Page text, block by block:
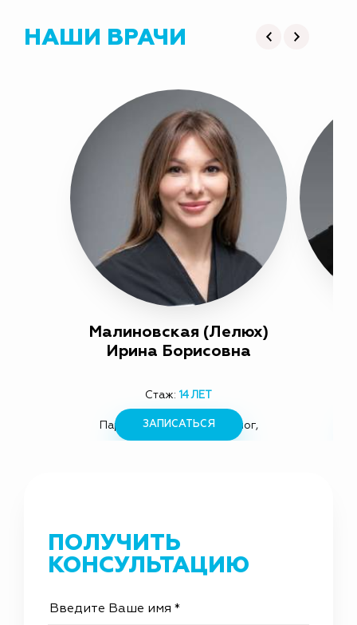
НАШИ ВРАЧИ
Малиновская (Лелюх)
Ирина Борисовна
Стаж: 14 ЛЕТ
Пародонтолог, имплантолог,
ортопед, хирург
ЗАПИСАТЬСЯ
ПОЛУЧИТЬ
КОНСУЛЬТАЦИЮ